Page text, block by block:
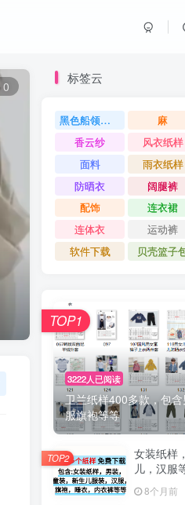
0
标签云
黑色船领飞袖 麻
香云纱
风衣纸样
面料
雨衣纸样
防晒衣
阔腿裤
配饰
连衣裙
连体衣
运动裤
软件下载
贝壳篮子
3222人已阅读
卫兰纸样400多款，包
服旗袍等等
TOP1
女装纸样
儿，汉服
8个月前
TOP2